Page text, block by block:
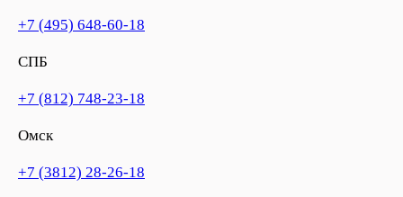
+7 (495) 648-60-18
СПБ
+7 (812) 748-23-18
Омск
+7 (3812) 28-26-18